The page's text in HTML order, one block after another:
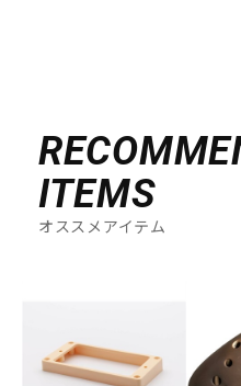
ITEMS
オススメアイテム